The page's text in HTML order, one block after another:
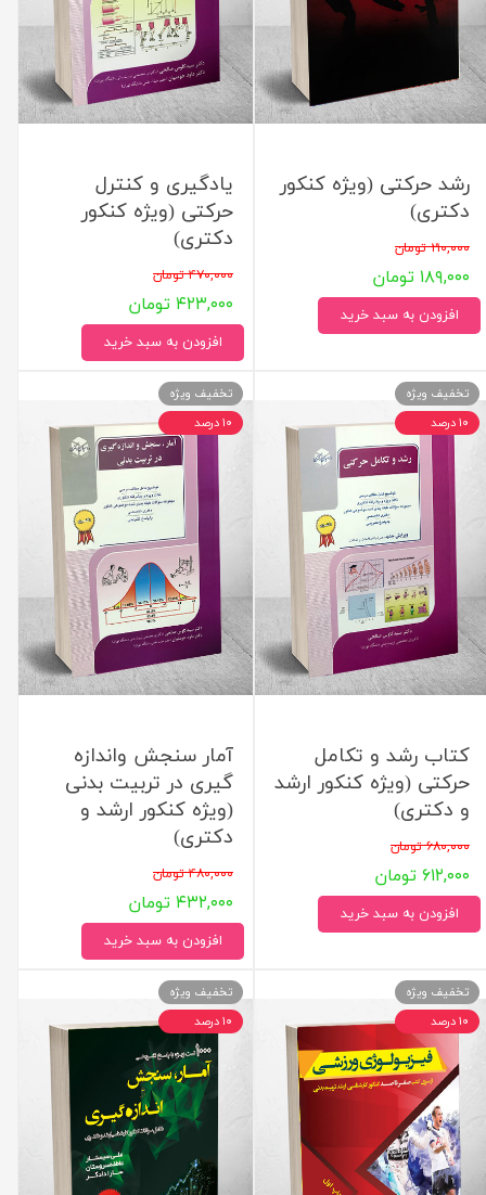
رشد حرکتی (ویژه کنکور
دکتری)
۲۱۰,۰۰۰ تومان
۱۸۹,۰۰۰ تومان
افزودن به سبد خرید
یادگیری و کنترل
حرکتی (ویژه کنکور
دکتری)
۴۷۰,۰۰۰ تومان
۴۲۳,۰۰۰ تومان
افزودن به سبد خرید
کتاب رشد و تکامل
حرکتی (ویژه کنکور ارشد
و دکتری)
۶۸۰,۰۰۰ تومان
۶۱۲,۰۰۰ تومان
افزودن به سبد خرید
تخفیف ویژه
۱۰ درصد
آمار سنجش واندازه
گیری در تربیت بدنی
(ویژه کنکور ارشد و
دکتری)
۴۸۰,۰۰۰ تومان
۴۳۲,۰۰۰ تومان
افزودن به سبد خرید
تخفیف ویژه
۱۰ درصد
تخفیف ویژه
۱۰ درصد
تخفیف ویژه
۱۰ درصد